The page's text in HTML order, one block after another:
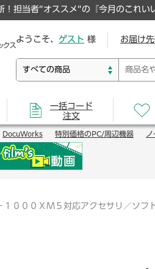
！担当者”オススメ”の『今月のこれい
ようこそ、 ゲスト 様 お届け
一括コード
注文
DocuWorks 特別価格のPC/周辺機器 ノ
０００ＸＭ５対応アクセサリ／ソ